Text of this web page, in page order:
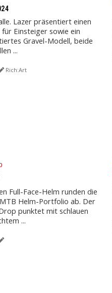
Lazer präsentiert einen
Einsteiger sowie ein
Gravel-Modell, beide
...
Rich:Art
Full-Face-Helm runden die
Helm-Portfolio ab. Der
punktet mit schlauen
...